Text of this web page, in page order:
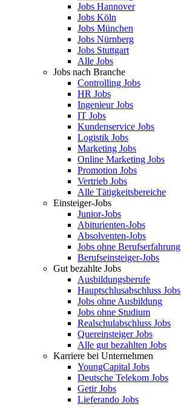
Jobs Hannover
Jobs Köln
Jobs München
Jobs Nürnberg
Jobs Stuttgart
Alle Jobs
Jobs nach Branche
Controlling Jobs
HR Jobs
Ingenieur Jobs
IT Jobs
Kundenservice Jobs
Logistik Jobs
Marketing Jobs
Online Marketing Jobs
Promotion Jobs
Vertrieb Jobs
Alle Tätigkeitsbereiche
Einsteiger-Jobs
Junior-Jobs
Abiturienten-Jobs
Absolventen-Jobs
Jobs ohne Berufserfahrung
Berufseinsteiger-Jobs
Gut bezahlte Jobs
Ausbildungsberufe
Hauptschlusabschluss Jobs
Jobs ohne Ausbildung
Jobs ohne Studium
Realschulabschluss Jobs
Quereinsteiger Jobs
Alle gut bezahlten Jobs
Karriere bei Unternehmen
YoungCapital Jobs
Deutsche Telekom Jobs
Getir Jobs
Lieferando Jobs